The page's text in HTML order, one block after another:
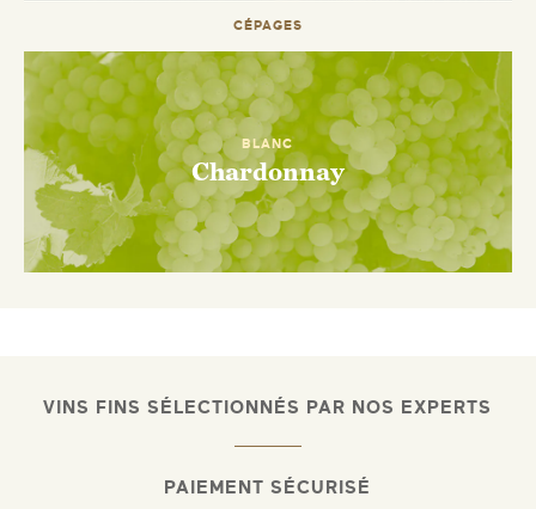
CÉPAGES
BLANC
Chardonnay
VINS FINS SÉLECTIONNÉS PAR NOS EXPERTS
PAIEMENT SÉCURISÉ